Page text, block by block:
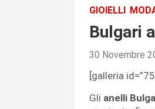
GIOIELLI
Bulgari
30 Novembre
[galleria
Gli anelli